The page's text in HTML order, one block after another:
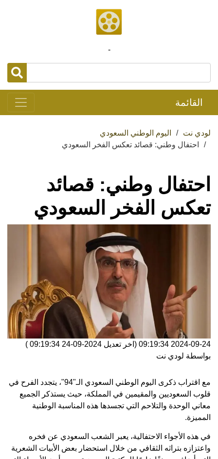
-
القائمة
لودي نت
اليوم الوطني السعودي
احتفال وطني: قصائد تعكس الفخر السعودي
احتفال وطني: قصائد
تعكس الفخر السعودي
2024-09-24 09:19:34 (اخر تعديل 2024-09-24 09:19:34
)
بواسطة لودي نت
مع اقتراب ذكرى اليوم الوطني السعودي الـ"94"، يتجدد الفرح في
قلوب السعوديين والمقيمين في المملكة، حيث يستذكر الجميع
معاني الوحدة والتلاحم التي تجسدها هذه المناسبة الوطنية
المميزة.
في هذه الأجواء الاحتفالية، يعبر الشعب السعودي عن فخره
واعتزازه بتراثه الثقافي من خلال استحضار بعض الأبيات الشعرية